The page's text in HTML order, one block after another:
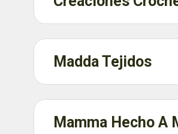
Madda Tejidos
Mamma Hecho A